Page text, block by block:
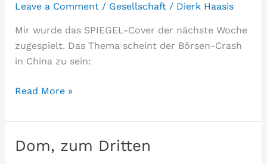
Leave a Comment / Gesellschaft/ Dierk Haasis
Mir wurde das SPIEGEL-Cover der nächste Woche
zugespielt. Das Thema scheint der Börsen-Crash
in China zu sein:
SPIEGEL-
Leaked
Read More »
Dom, zum Dritten